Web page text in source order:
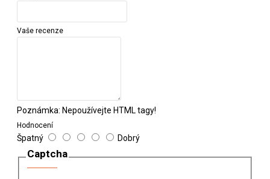
Vaše recenze
Poznámka: Nepoužívejte HTML tagy!
Hodnocení
Špatný Dobrý
Captcha